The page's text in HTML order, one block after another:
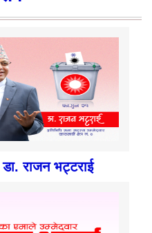
राजन भट्टराई